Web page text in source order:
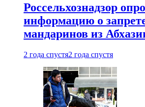
Россельхознадзор
информацию о
мандаринов из
2 года спустя2 года спустя